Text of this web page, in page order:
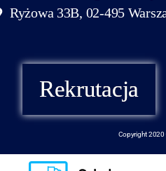
Ryżowa 33B, 02-495
Rekrutacja
Copyright 2020